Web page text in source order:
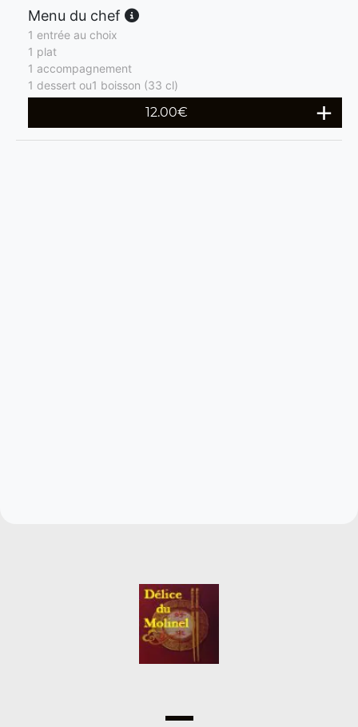
Menu du chef
1 entrée au choix
1 plat
1 accompagnement
1 dessert ou1 boisson (33 cl)
12.00€